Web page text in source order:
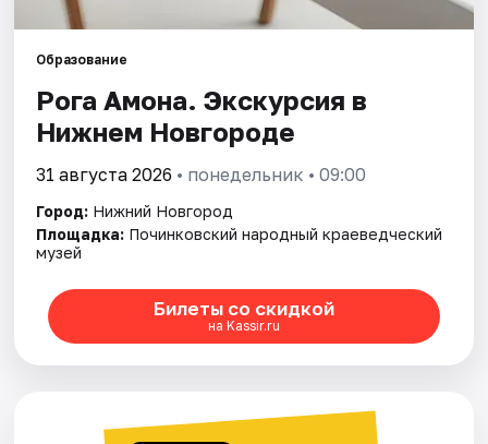
Образование
Рога Амона. Экскурсия в
Нижнем Новгороде
31 августа 2026 • понедельник • 09:00
Город: Нижний Новгород
Площадка: Починковский народный краеведческий
музей
Билеты со скидкой
на Kassir.ru